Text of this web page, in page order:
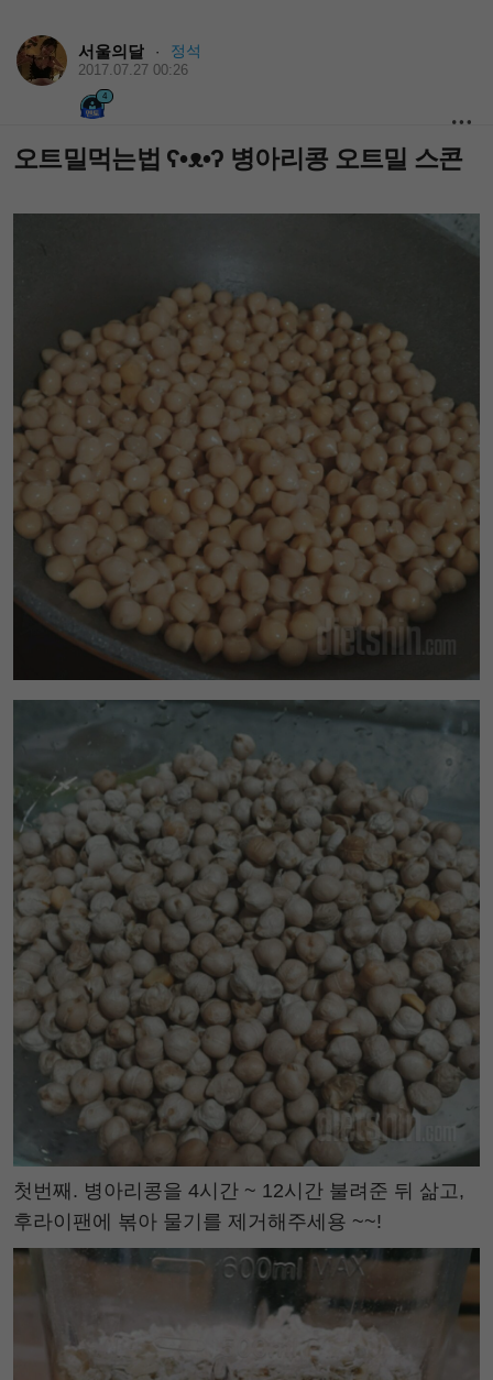
서울의달 · 정석
2017.07.27 00:26
4
오트밀먹는법 ʕ•ᴥ•ʔ 병아리콩 오트밀 스콘
첫번째. 병아리콩을 4시간 ~ 12시간 불려준 뒤 삶고,
후라이팬에 볶아 물기를 제거해주세용 ~~!